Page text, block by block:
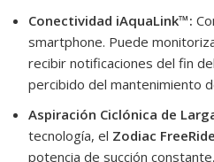
Conectividad iAquaLink™:
smartphone. Puede
recibir notificaciones del fin
percibido del mantenimiento
Aspiración Ciclónica de
tecnología, el Zodiac
potencia de succión